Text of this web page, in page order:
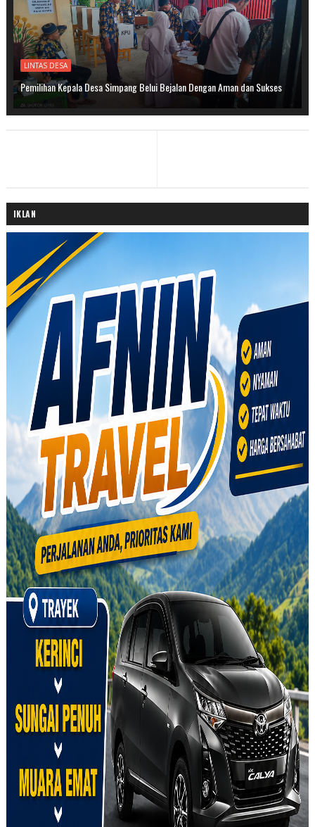
LINTAS DESA
Pemilihan Kepala Desa Simpang Belui Bejalan Dengan Aman dan Sukses
IKLAN